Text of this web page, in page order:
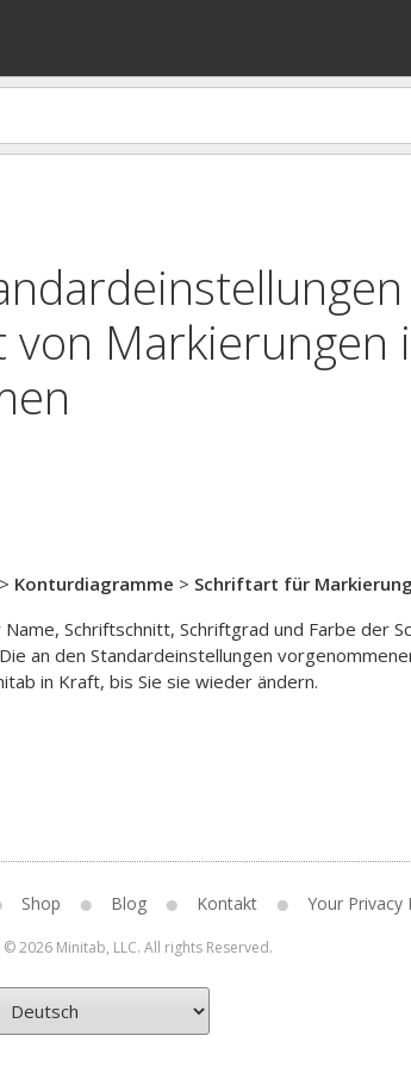
Markierungen
> Konturdiagramme > Schriftart für Markierung
Schriftschnitt, Schriftgrad und Farbe der
an den Standardeinstellungen
in Kraft, bis Sie sie wieder ändern.
Shop Blog Kontakt Your Privacy
2026 Minitab, LLC. All rights Reserved.